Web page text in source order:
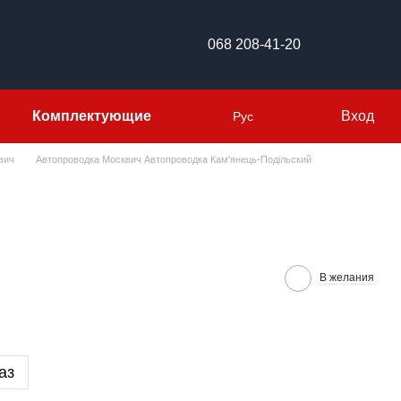
068 208-41-20
Комплектующие Рус Вход
Автопроводка Москвич Автопроводка Кам'янець-Подільский
В желания